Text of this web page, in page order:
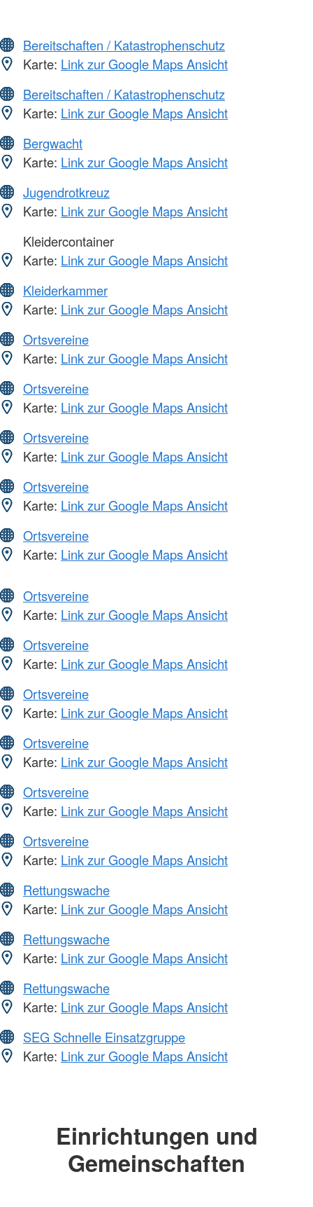
Bereitschaften / Katastrophenschutz
Karte: Link zur Google Maps Ansicht
Bereitschaften / Katastrophenschutz
Karte: Link zur Google Maps Ansicht
Bergwacht
Karte: Link zur Google Maps Ansicht
Jugendrotkreuz
Karte: Link zur Google Maps Ansicht
Kleidercontainer
Karte: Link zur Google Maps Ansicht
Kleiderkammer
Karte: Link zur Google Maps Ansicht
Ortsvereine
Karte: Link zur Google Maps Ansicht
Ortsvereine
Karte: Link zur Google Maps Ansicht
Ortsvereine
Karte: Link zur Google Maps Ansicht
Ortsvereine
Karte: Link zur Google Maps Ansicht
Ortsvereine
Karte: Link zur Google Maps Ansicht
Ortsvereine
Karte: Link zur Google Maps Ansicht
Ortsvereine
Karte: Link zur Google Maps Ansicht
Ortsvereine
Karte: Link zur Google Maps Ansicht
Ortsvereine
Karte: Link zur Google Maps Ansicht
Ortsvereine
Karte: Link zur Google Maps Ansicht
Ortsvereine
Karte: Link zur Google Maps Ansicht
Rettungswache
Karte: Link zur Google Maps Ansicht
Rettungswache
Karte: Link zur Google Maps Ansicht
Rettungswache
Karte: Link zur Google Maps Ansicht
SEG Schnelle Einsatzgruppe
Karte: Link zur Google Maps Ansicht
Einrichtungen und
Gemeinschaften